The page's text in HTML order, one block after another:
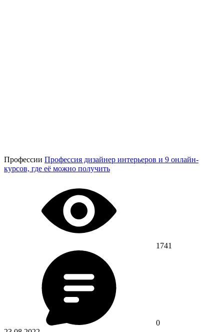
Профессии Профессия дизайнер интерьеров и 9 онлайн-
курсов, где её можно получить
1741
0